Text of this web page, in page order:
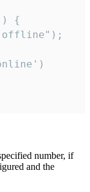
{
number, if
and the